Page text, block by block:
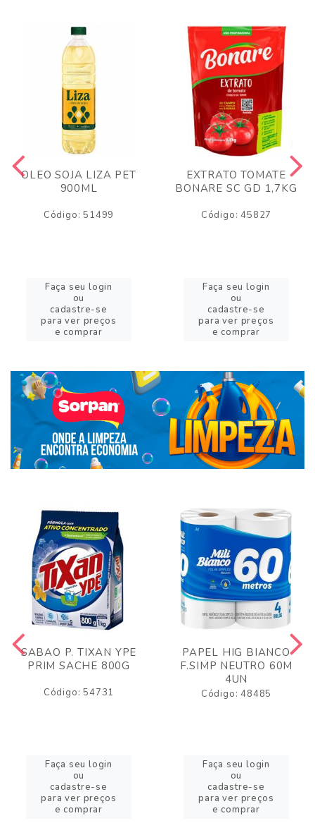
OLEO SOJA LIZA PET
900ML
Código: 51499
Faça seu login
ou
cadastre-se
para ver preços
e comprar
EXTRATO TOMATE
BONARE SC GD 1,7KG
Código: 45827
Faça seu login
ou
cadastre-se
para ver preços
e comprar
SABAO P. TIXAN YPE
PRIM SACHE 800G
Código: 54731
Faça seu login
ou
cadastre-se
para ver preços
e comprar
PAPEL HIG BIANCO
F.SIMP NEUTRO 60M
4UN
Código: 48485
Faça seu login
ou
cadastre-se
para ver preços
e comprar